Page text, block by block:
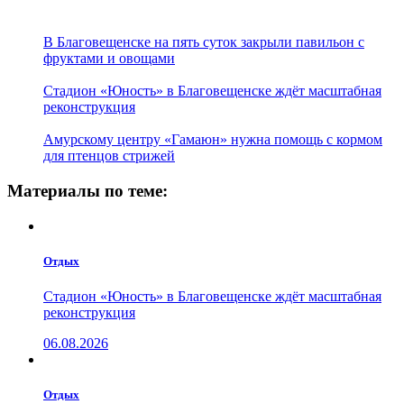
В Благовещенске на пять суток закрыли павильон с
фруктами и овощами
Стадион «Юность» в Благовещенске ждёт масштабная
реконструкция
Амурскому центру «Гамаюн» нужна помощь с кормом
для птенцов стрижей
Материалы по теме:
Отдых
Стадион «Юность» в Благовещенске ждёт масштабная
реконструкция
06.08.2026
Отдых